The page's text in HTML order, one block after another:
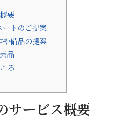
要
ートのご提案
や備品の提案
品
ろ
サービス概要